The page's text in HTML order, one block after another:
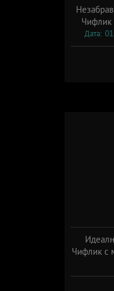
Чифлик
Дата:
Чифлик с
Дата: